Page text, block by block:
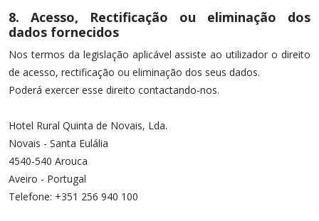
8. Acesso, Rectificação ou eliminação dos
dados fornecidos
Nos termos da legislação aplicável assiste ao utilizador o direito
de acesso, rectificação ou eliminação dos seus dados.
Poderá exercer esse direito contactando-nos.
Hotel Rural Quinta de Novais, Lda.
Novais - Santa Eulália
4540-540 Arouca
Aveiro - Portugal
Telefone: +351 256 940 100